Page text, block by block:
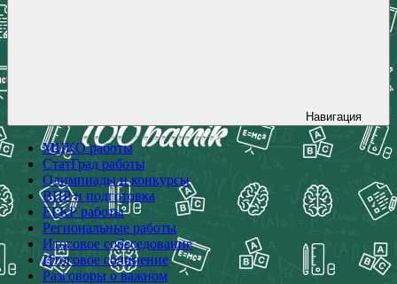
Навигация
МЦКО работы
СтатГрад работы
Олимпиады и конкурсы
ВПР и подготовка
ЕГКР работы
Региональные работы
Итоговое собеседование
Итоговое сочинение
Разговоры о важном